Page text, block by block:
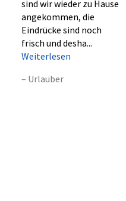
sind wir wieder zu Hause
angekommen, die
Eindrücke sind noch
frisch und desha...
Weiterlesen
– Urlauber